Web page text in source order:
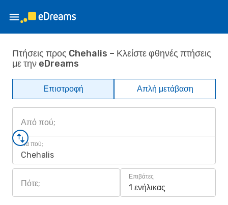
Πτήσεις προς Chehalis – Κλείστε φθηνές πτήσεις
με την eDreams
Επιστροφή Απλή μετάβαση
Από πού;
Για πού;
Chehalis
Πότε;
Επιβάτες
1 ενήλικας